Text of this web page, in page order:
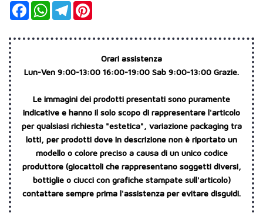
FacebookWhatsAppTelegram
Orari assistenza
Lun-Ven 9:00-13:00 16:00-19:00 Sab 9:00-13:00 Grazie.
Le immagini dei prodotti presentati sono puramente
indicative e hanno il solo scopo di rappresentare l'articolo
per qualsiasi richiesta "estetica", variazione packaging tra
lotti, per prodotti dove in descrizione non è riportato un
modello o colore preciso a causa di un unico codice
produttore (giocattoli che rappresentano soggetti diversi,
bottiglie o ciucci con grafiche stampate sull'articolo)
contattare sempre prima l'assistenza per evitare disguidi.